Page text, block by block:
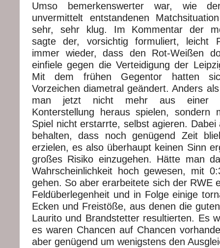
Umso bemerkenswerter war, wie
unvermittelt entstandenen
sehr, sehr klug. Im Kommentar der
sagte der, vorsichtig formuliert, leicht
immer wieder, dass den Rot-Weißen
einfiele gegen die Verteidigung der
Mit dem frühen Gegentor hatten
Vorzeichen diametral geändert. Anders
man jetzt nicht mehr aus einer
Konterstellung heraus spielen, sondern
Spiel nicht erstarrte, selbst agieren.
behalten, dass noch genügend Zeit
erzielen, es also überhaupt keinen Sinn
großes Risiko einzugehen. Hätte man
Wahrscheinlichkeit hoch gewesen, mit
gehen. So aber erarbeitete sich der RWE
Feldüberlegenheit und in Folge einige
Ecken und Freistöße, aus denen die
Laurito und Brandstetter resultierten. Es
es waren Chancen auf Chancen
aber genügend um wenigstens den